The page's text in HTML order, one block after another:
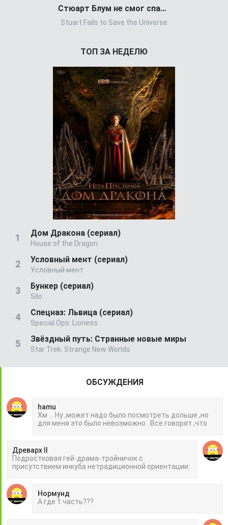
Стюарт Блум не смог спасти вселенную
Stuart Fails to Save the Universe
ТОП ЗА НЕДЕЛЮ
Дом Дракона (сериал)
House of the Dragon
Условный мент (сериал)
Условный мент
Бункер (сериал)
Silo
Спецназ: Львица (сериал)
Special Ops: Lioness
Звёздный путь: Странные новые миры
Star Trek: Strange New Worlds
ОБСУЖДЕНИЯ
hamu
Хм ... Ну ,может надо было посмотреть дольше ,но
для меня это было невозможно . Все говорят ,что
Древарх II
Подростковая гей-драма-тройничок с
присутствием инкуба нетрадиционной ориентации.
Нормунд
А где 1 часть???